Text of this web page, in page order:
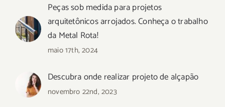
Peças sob medida para projetos
arquitetônicos arrojados. Conheça o trabalho
da Metal Rota!
maio 17th, 2024
Descubra onde realizar projeto de alçapão
novembro 22nd, 2023